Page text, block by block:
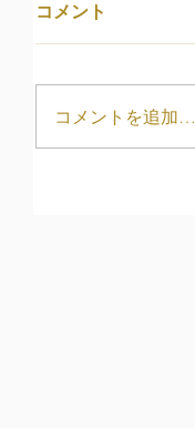
コメント
コメントを追加…